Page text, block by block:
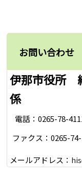
お問い合わせ
伊那市役所
係
電話：0265-78-
ファクス：0265-
メールアドレス：